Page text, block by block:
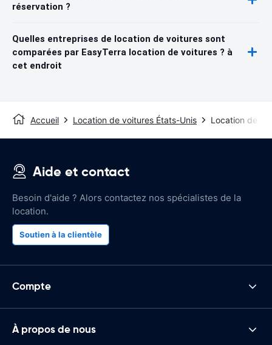
réservation ?
Quelles entreprises de location de voitures sont
comparées par EasyTerra location de voitures ? à
cet endroit
Accueil Location de voitures États-Unis Location de
Aide et contact
Besoin d'aide ? Alors contactez nos spécialistes de la
location.
Soutien à la clientèle
Compte
À propos de nous